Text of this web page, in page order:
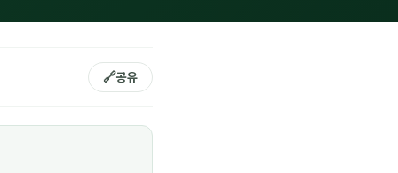
🔗공유